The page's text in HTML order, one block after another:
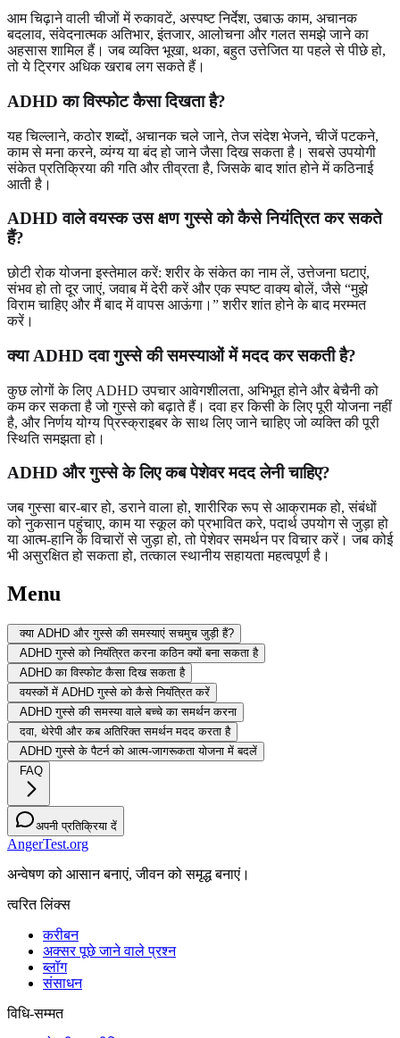
आम चिढ़ाने वाली चीजों में रुकावटें, अस्पष्ट निर्देश, उबाऊ काम, अचानक
बदलाव, संवेदनात्मक अतिभार, इंतजार, आलोचना और गलत समझे जाने का
अहसास शामिल हैं। जब व्यक्ति भूखा, थका, बहुत उत्तेजित या पहले से पीछे हो,
तो ये ट्रिगर अधिक खराब लग सकते हैं।
ADHD का विस्फोट कैसा दिखता है?
यह चिल्लाने, कठोर शब्दों, अचानक चले जाने, तेज संदेश भेजने, चीजें पटकने,
काम से मना करने, व्यंग्य या बंद हो जाने जैसा दिख सकता है। सबसे उपयोगी
संकेत प्रतिक्रिया की गति और तीव्रता है, जिसके बाद शांत होने में कठिनाई
आती है।
ADHD वाले वयस्क उस क्षण गुस्से को कैसे नियंत्रित कर सकते
हैं?
छोटी रोक योजना इस्तेमाल करें: शरीर के संकेत का नाम लें, उत्तेजना घटाएं,
संभव हो तो दूर जाएं, जवाब में देरी करें और एक स्पष्ट वाक्य बोलें, जैसे “मुझे
विराम चाहिए और मैं बाद में वापस आऊंगा।” शरीर शांत होने के बाद मरम्मत
करें।
क्या ADHD दवा गुस्से की समस्याओं में मदद कर सकती है?
कुछ लोगों के लिए ADHD उपचार आवेगशीलता, अभिभूत होने और बेचैनी को
कम कर सकता है जो गुस्से को बढ़ाते हैं। दवा हर किसी के लिए पूरी योजना नहीं
है, और निर्णय योग्य प्रिस्क्राइबर के साथ लिए जाने चाहिए जो व्यक्ति की पूरी
स्थिति समझता हो।
ADHD और गुस्से के लिए कब पेशेवर मदद लेनी चाहिए?
जब गुस्सा बार-बार हो, डराने वाला हो, शारीरिक रूप से आक्रामक हो, संबंधों
को नुकसान पहुंचाए, काम या स्कूल को प्रभावित करे, पदार्थ उपयोग से जुड़ा हो
या आत्म-हानि के विचारों से जुड़ा हो, तो पेशेवर समर्थन पर विचार करें। जब कोई
भी असुरक्षित हो सकता हो, तत्काल स्थानीय सहायता महत्वपूर्ण है।
Menu
क्या ADHD और गुस्से की समस्याएं सचमुच जुड़ी हैं?
ADHD गुस्से को नियंत्रित करना कठिन क्यों बना सकता है
ADHD का विस्फोट कैसा दिख सकता है
वयस्कों में ADHD गुस्से को कैसे नियंत्रित करें
ADHD गुस्से की समस्या वाले बच्चे का समर्थन करना
दवा, थेरेपी और कब अतिरिक्त समर्थन मदद करता है
ADHD गुस्से के पैटर्न को आत्म-जागरूकता योजना में बदलें
FAQ
अपनी प्रतिक्रिया दें
AngerTest.org
अन्वेषण को आसान बनाएं, जीवन को समृद्ध बनाएं।
त्वरित लिंक्स
करीबन
अक्सर पूछे जाने वाले प्रश्न
ब्लॉग
संसाधन
विधि-सम्‍मत